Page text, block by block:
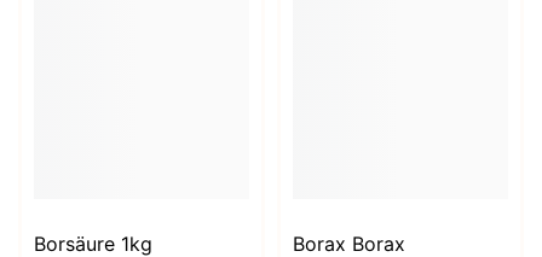
Borsäure 1kg
Borax Borax